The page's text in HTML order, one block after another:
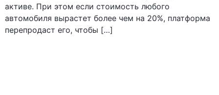
активе. При этом если стоимость любого
автомобиля вырастет более чем на 20%, платформа
перепродаст его, чтобы […]